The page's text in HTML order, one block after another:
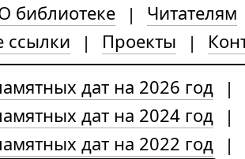
библиотеке |
Читателям
ссылки | Проекты |
дат на 2026 год
|
дат на 2024 год
|
дат на 2022 год
|